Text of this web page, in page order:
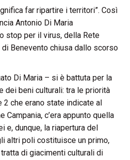
far ripartire i territori”. Così
Antonio Di Maria
stop per il virus, della Rete
Benevento chiusa dallo scorso
Di Maria – si è battuta per la
dei beni culturali: tra le priorità
2 che erano state indicate al
Campania, c’era appunto quella
e, dunque, la riapertura del
altri poli costituisce un primo,
di giacimenti culturali di